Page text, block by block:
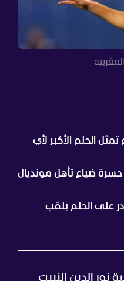
تمثل الحلم الأكبر لأي
ضياع تأهل مونديال
على الحلم بلقب
نور الدين النيبت